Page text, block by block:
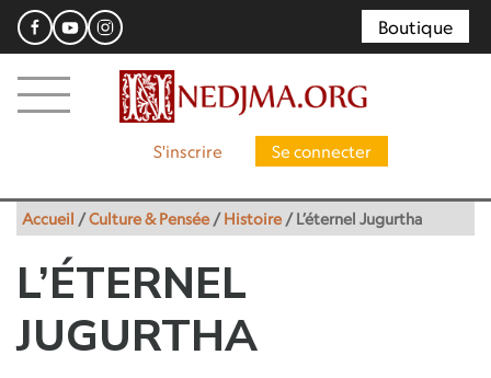
Boutique
S'inscrire Se connecter
Accueil /Culture & Pensée /Histoire /L’éternel Jugurtha
L’ÉTERNEL
JUGURTHA